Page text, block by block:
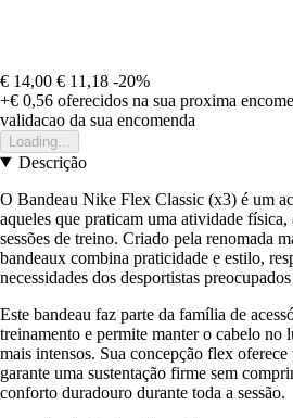
€ 14,00 € 11,18 -20%
+€ 0,56 oferecidos na sua proxima
validacao da sua encomenda
Loading...
Descrição
O Bandeau Nike Flex Classic (x3) é um
aqueles que praticam uma atividade física,
sessões de treino. Criado pela renomada
bandeaux combina praticidade e estilo,
necessidades dos desportistas
Este bandeau faz parte da família de
treinamento e permite manter o cabelo no
mais intensos. Sua concepção flex
garante uma sustentação firme sem
conforto duradouro durante toda a sessão.